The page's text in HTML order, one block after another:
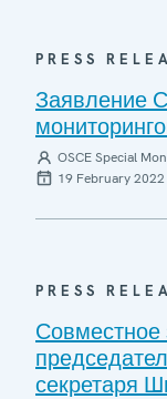
PRESS
Заявление
OSCE Special
19 February 2022
PRESS
секретаря